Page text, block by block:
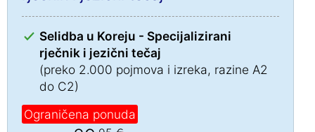
Selidba u Koreju - Specijalizirani
rječnik i jezični tečaj
(preko 2.000 pojmova i izreka, razine A2
do C2)
Ograničena ponuda